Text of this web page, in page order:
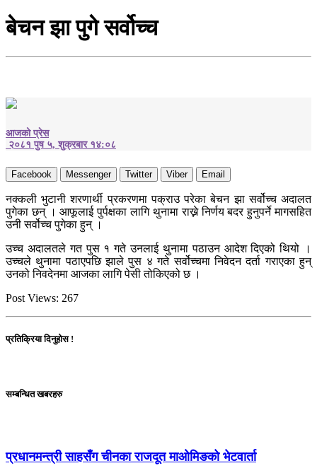
बेचन झा पुगे सर्वोच्च
आजको प्रेस
२०८१ पुष ५, शुक्रबार १४:०८
Facebook Messenger Twitter Viber Email
नक्कली भुटानी शरणार्थी प्रकरणमा पक्राउ परेका बेचन झा सर्वोच्च अदालत
पुगेका छन् । आफूलाई पुर्पक्षका लागि थुनामा राख्ने निर्णय बदर हुनुपर्ने मागसहित
उनी सर्वोच्च पुगेका हुन् ।
उच्च अदालतले गत पुस १ गते उनलाई थुनामा पठाउन आदेश दिएको थियो ।
उच्चले थुनामा पठाएपछि झाले पुस ४ गते सर्वोच्चमा निवेदन दर्ता गराएका हुन्
उनको निवदेनमा आजका लागि पेसी तोकिएको छ ।
Post Views: 267
प्रतिक्रिया दिनुहोस !
सम्बन्धित खबरहरु
प्रधानमन्त्री साहसँग चीनका राजदूत माओमिङको भेटवार्ता